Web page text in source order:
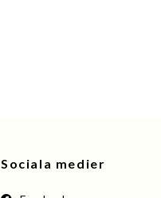
Sociala medier